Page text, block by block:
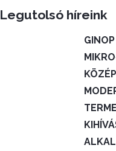
Legutolsó híreink